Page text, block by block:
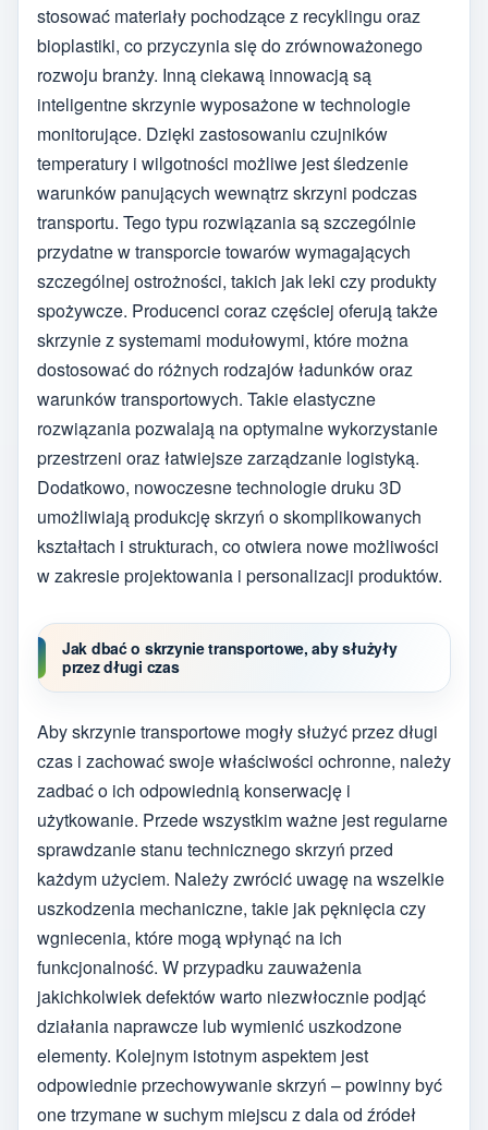
stosować materiały pochodzące z recyklingu oraz
bioplastiki, co przyczynia się do zrównoważonego
rozwoju branży. Inną ciekawą innowacją są
inteligentne skrzynie wyposażone w technologie
monitorujące. Dzięki zastosowaniu czujników
temperatury i wilgotności możliwe jest śledzenie
warunków panujących wewnątrz skrzyni podczas
transportu. Tego typu rozwiązania są szczególnie
przydatne w transporcie towarów wymagających
szczególnej ostrożności, takich jak leki czy produkty
spożywcze. Producenci coraz częściej oferują także
skrzynie z systemami modułowymi, które można
dostosować do różnych rodzajów ładunków oraz
warunków transportowych. Takie elastyczne
rozwiązania pozwalają na optymalne wykorzystanie
przestrzeni oraz łatwiejsze zarządzanie logistyką.
Dodatkowo, nowoczesne technologie druku 3D
umożliwiają produkcję skrzyń o skomplikowanych
kształtach i strukturach, co otwiera nowe możliwości
w zakresie projektowania i personalizacji produktów.
Jak dbać o skrzynie transportowe, aby służyły
przez długi czas
Aby skrzynie transportowe mogły służyć przez długi
czas i zachować swoje właściwości ochronne, należy
zadbać o ich odpowiednią konserwację i
użytkowanie. Przede wszystkim ważne jest regularne
sprawdzanie stanu technicznego skrzyń przed
każdym użyciem. Należy zwrócić uwagę na wszelkie
uszkodzenia mechaniczne, takie jak pęknięcia czy
wgniecenia, które mogą wpłynąć na ich
funkcjonalność. W przypadku zauważenia
jakichkolwiek defektów warto niezwłocznie podjąć
działania naprawcze lub wymienić uszkodzone
elementy. Kolejnym istotnym aspektem jest
odpowiednie przechowywanie skrzyń – powinny być
one trzymane w suchym miejscu z dala od źródeł